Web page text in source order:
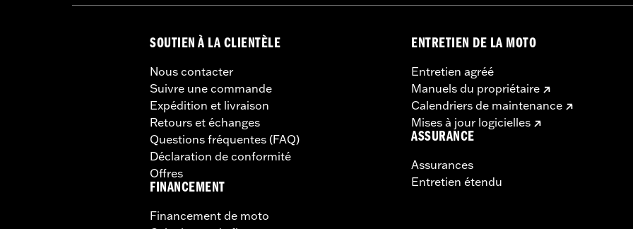
SOUTIEN À LA CLIENTÈLE
Nous contacter
Suivre une commande
Expédition et livraison
Retours et échanges
Questions fréquentes (FAQ)
Déclaration de conformité
Offres
FINANCEMENT
Financement de moto
ENTRETIEN DE LA MOTO
Entretien agréé
Manuels du propriétaire
Calendriers de maintenance
Mises à jour logicielles
ASSURANCE
Assurances
Entretien étendu